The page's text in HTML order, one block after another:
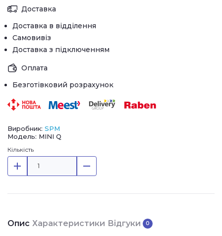
Доставка
Доставка в відділення
Самовивіз
Доставка з підключенням
Оплата
Безготівковий розрахунок
Виробник: SPM
Модель: MINI Q
Кількість
Опис Характеристики Відгуки 0